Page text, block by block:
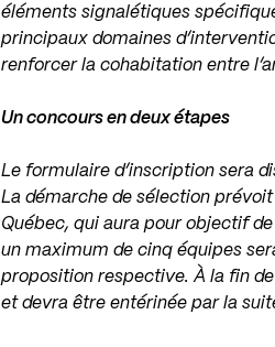
éléments signalétiques
principaux domaines
renforcer la cohabitation entre
Un concours en deux étapes
Le formulaire d’inscription sera
La démarche de sélection
Québec, qui aura pour objectif
un maximum de cinq équipes
proposition respective. À la fin
et devra être entérinée par la